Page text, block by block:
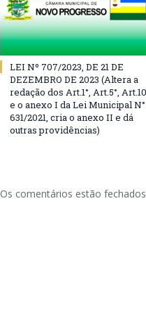
LEI Nº 707/2023, DE 21 DE
DEZEMBRO DE 2023 (Altera a
redação dos Art.1°, Art.5°, Art.10
e o anexo I da Lei Municipal N°
631/2021, cria o anexo II e dá
outras providências)
Os comentários estão